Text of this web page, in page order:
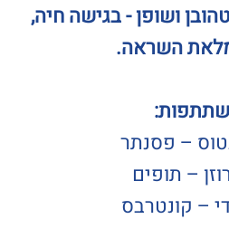
ושופן - בגישה חיה,
השראה.
– פסנתר
– תופים
– קונטרבס